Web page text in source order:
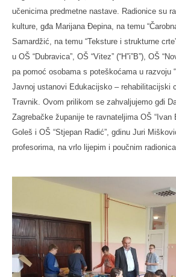
učenicima predmetne nastave.
Radionice su
kulture, gđa Marijana Đepina, na temu
Samardžić, na temu “Teksture i strukturne
u OŠ “Dubravica”, OŠ “Vitez” (“H”i”B”), OŠ
pa pomoć osobama s poteškoćama u razvoju
Javnoj ustanovi Edukacijsko – rehabilitacijski
Travnik. Ovom prilikom se zahvaljujemo gđi
Zagrebačke županije te ravnateljima OŠ “Ivan
Goleš i OŠ “Stjepan Radić”, gdinu Juri
profesorima, na vrlo lijepim i poučnim